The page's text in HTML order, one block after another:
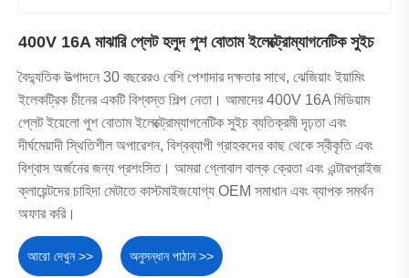
400V 16A মাঝারি প্লেট হলুদ পুশ বোতাম ইলেক্ট্রোম্যাগনেটিক সুইচ
বৈদ্যুতিক উত্পাদনে 30 বছরেরও বেশি পেশাদার দক্ষতার সাথে, ঝেজিয়াং ইয়ামিং
ইলেকট্রিক চীনের একটি বিশ্বস্ত শিল্প নেতা। আমাদের 400V 16A মিডিয়াম
প্লেট ইয়েলো পুশ বোতাম ইলেক্ট্রোম্যাগনেটিক সুইচ ব্যতিক্রমী দৃঢ়তা এবং
দীর্ঘমেয়াদী স্থিতিশীল অপারেশন, বিশ্বব্যাপী গ্রাহকদের কাছ থেকে স্বীকৃতি এবং
বিশ্বাস অর্জনের জন্য প্রশংসিত। আমরা গ্লোবাল বাল্ক ক্রেতা এবং এন্টারপ্রাইজ
ক্লায়েন্টদের চাহিদা মেটাতে কাস্টমাইজযোগ্য OEM সমাধান এবং ব্যাপক সমর্থন
অফার করি।
আরো দেখুন >> অনুসন্ধান পাঠান >>